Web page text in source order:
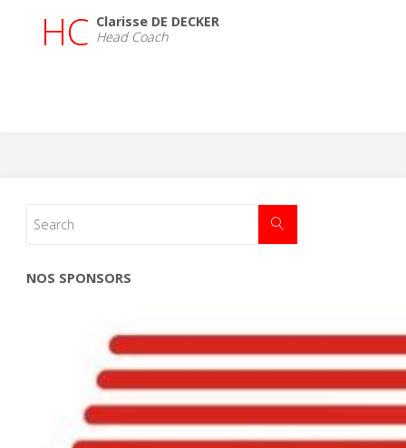
HC Clarisse DE DECKER
Head Coach
NOS SPONSORS